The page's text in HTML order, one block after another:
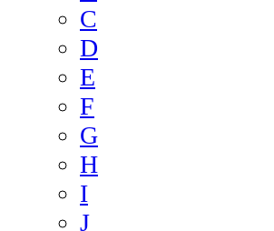
C
D
E
F
G
H
I
J